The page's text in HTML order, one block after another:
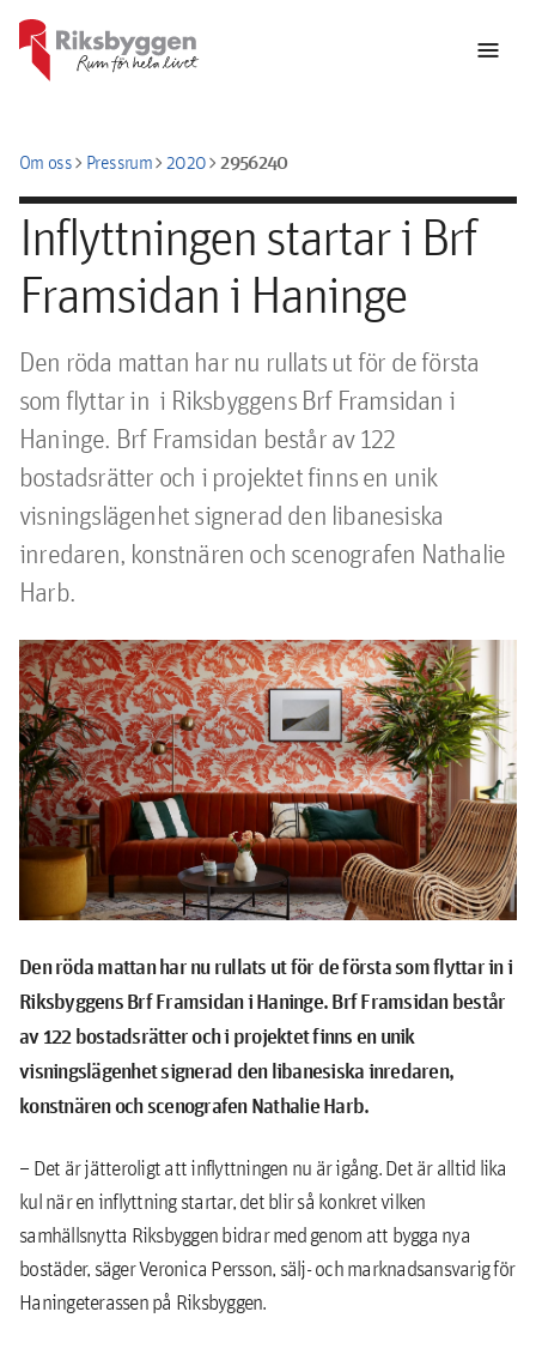
menu
Om osschevron_rightPressrumchevron_right2020chevron_right2956240
Inflyttningen startar i Brf
Framsidan i Haninge
Den röda mattan har nu rullats ut för de första
som flyttar in  i Riksbyggens Brf Framsidan i
Haninge. Brf Framsidan består av 122
bostadsrätter och i projektet finns en unik
visningslägenhet signerad den libanesiska
inredaren, konstnären och scenografen Nathalie
Den röda mattan har nu rullats ut för de första som flyttar in i
Riksbyggens Brf Framsidan i Haninge. Brf Framsidan består
av 122 bostadsrätter och i projektet finns en unik
visningslägenhet signerad den libanesiska inredaren,
konstnären och scenografen Nathalie Harb.
– Det är jätteroligt att inflyttningen nu är igång. Det är alltid lika
kul när en inflyttning startar, det blir så konkret vilken
samhällsnytta Riksbyggen bidrar med genom att bygga nya
bostäder, säger Veronica Persson, sälj- och marknadsansvarig för
Haningeterassen på Riksbyggen.